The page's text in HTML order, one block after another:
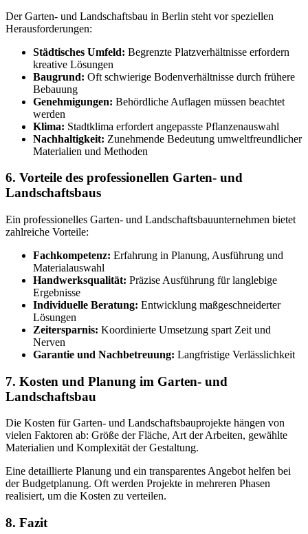
Der Garten- und Landschaftsbau in Berlin steht vor speziellen
Herausforderungen:
Städtisches Umfeld: Begrenzte Platzverhältnisse erfordern
kreative Lösungen
Baugrund: Oft schwierige Bodenverhältnisse durch frühere
Bebauung
Genehmigungen: Behördliche Auflagen müssen beachtet
werden
Klima: Stadtklima erfordert angepasste Pflanzenauswahl
Nachhaltigkeit: Zunehmende Bedeutung umweltfreundlicher
Materialien und Methoden
6. Vorteile des professionellen Garten- und
Landschaftsbaus
Ein professionelles Garten- und Landschaftsbauunternehmen bietet
zahlreiche Vorteile:
Fachkompetenz: Erfahrung in Planung, Ausführung und
Materialauswahl
Handwerksqualität: Präzise Ausführung für langlebige
Ergebnisse
Individuelle Beratung: Entwicklung maßgeschneiderter
Lösungen
Zeitersparnis: Koordinierte Umsetzung spart Zeit und
Nerven
Garantie und Nachbetreuung: Langfristige Verlässlichkeit
7. Kosten und Planung im Garten- und
Landschaftsbau
Die Kosten für Garten- und Landschaftsbauprojekte hängen von
vielen Faktoren ab: Größe der Fläche, Art der Arbeiten, gewählte
Materialien und Komplexität der Gestaltung.
Eine detaillierte Planung und ein transparentes Angebot helfen bei
der Budgetplanung. Oft werden Projekte in mehreren Phasen
realisiert, um die Kosten zu verteilen.
8. Fazit